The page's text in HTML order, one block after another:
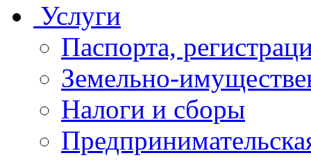
Услуги
Паспорта,
Земельно-
Налоги и сборы